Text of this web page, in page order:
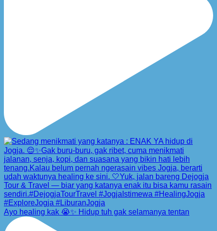
Ayo healing kak 😭✨ Hidup tuh gak selamanya tentan